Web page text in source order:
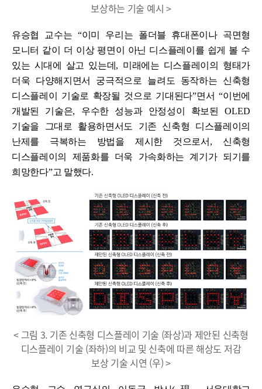
보상하는 기술 예시 >
유승협 교수는 “이미 우리는 폴더블 휴대폰이나 곡면형
모니터 같이 더 이상 평면이 아닌 디스플레이를 쉽게 볼 수
있는 시대에 살고 있는데 , 미래에는 디스플레이의 형태가
더욱 다양해지면서 궁극적으로 늘려도 동작하는 신축형
디스플레이 기술로 확장될 것으로 기대된다”면서 “이번에
개발된 기술은, 우수한 성능과 안정성이 확보된OLED
기술을 그대로 활용하면서도 기존 신축형 디스플레이의
난제를 극복하는 방법을 제시한 것으로서 , 신축형
디스플레이의 제품화를 더욱 가속화하는 계기가 되기를
희망한다”고 말했다.
< 그림 3. 기존 신축형 디스플레이 기술 (좌상)과 제안된 신축형
디스플레이 기술 (좌하)의 비교 및 신축에 따른 해상도 저감
보상 기술 시연 (우) >